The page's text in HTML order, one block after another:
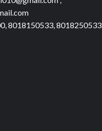
8018150533, 8018250533